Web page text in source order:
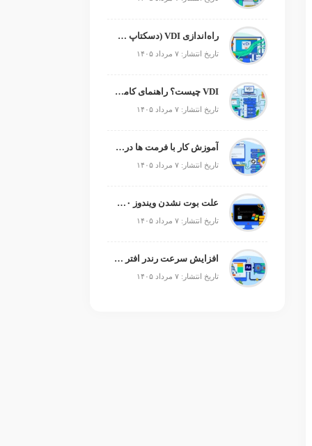
راه‌اندازی VDI (دسکتاپ مجازی)
تاریخ انتشار: ۷ مرداد ۱۴۰۵
VDI چیست؟ راهنمای کامل زیرساخت دسکتاپ مجازی
تاریخ انتشار: ۷ مرداد ۱۴۰۵
آموزش کار با فرمت ها در پایتون
تاریخ انتشار: ۷ مرداد ۱۴۰۵
علت بوت نشدن ویندوز ۱۰ و ۱۱ + آموزش رفع مشکل (راهنمای گام‌به‌گام)
تاریخ انتشار: ۷ مرداد ۱۴۰۵
افزایش سرعت رندر افتر افکت؛ رفع کندی After Effects
تاریخ انتشار: ۷ مرداد ۱۴۰۵